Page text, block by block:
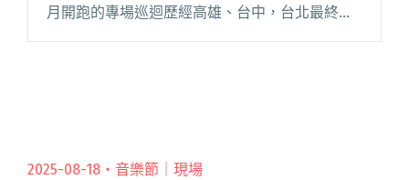
月開跑的專場巡迴歷經高雄、台中，台北最終場
將在 9 月 27 日台北 Legacy 展開，預計邀請前兩
2025-08-18・ 音樂節｜現場